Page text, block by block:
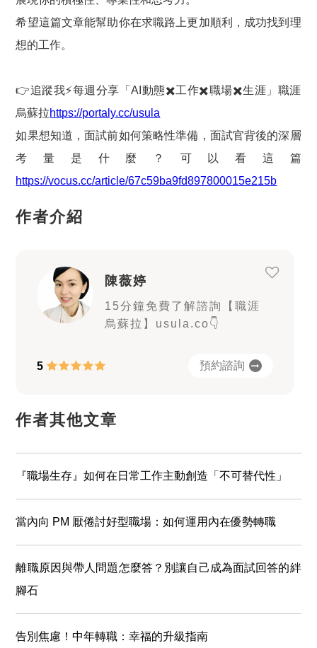
希望這篇文章能幫助你在求職路上更加順利，成功找到理
想的工作。
👉追蹤我⚡️每週分享「AI動態✖️工作✖️職場✖️生涯」職涯
烏蘇拉https://portaly.cc/usula
如果想知道，面試前如何策略性準備，面試官背後的深層
考量是什麼？可以看這篇
https://vocus.cc/article/67c59ba9fd897800015e215b
作者介紹
陳薇婷
15分鐘免費了解諮詢【職涯
烏蘇拉】usula.co👇
5 預約諮詢
作者其他文章
『職場生存』如何在日常工作主動創造「不可替代性」
當內向 PM 厭倦討好型職場：如何運用內在優勢轉職
離職原因與帶人問題怎麼答？別讓自己成為面試回答的絆
腳石
告別焦慮！中年轉職：幸福的升級指南